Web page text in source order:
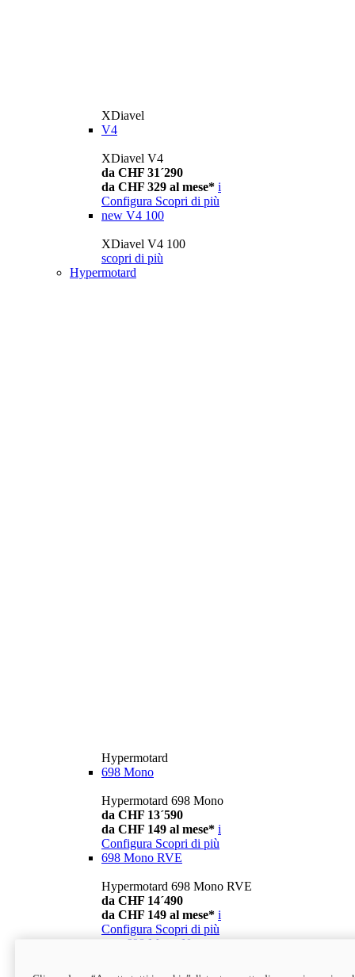
XDiavel
V4
XDiavel V4
da CHF 31´290
da CHF 329 al mese* i
Configura Scopri di più
new V4 100
XDiavel V4 100
scopri di più
Hypermotard
Hypermotard
698 Mono
Hypermotard 698 Mono
da CHF 13´590
da CHF 149 al mese* i
Configura Scopri di più
698 Mono RVE
Hypermotard 698 Mono RVE
da CHF 14´490
da CHF 149 al mese* i
Configura Scopri di più
698 Mono Nera
Hypermotard 698 Mono Nera